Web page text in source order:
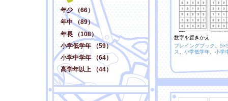
年少 （66）
年中 （89）
年長 （108）
小学低学年 （59）
小学中学年 （64）
高学年以上 （44）
数字を置きかえ
プレイングブック
ス
小学低学年 小学